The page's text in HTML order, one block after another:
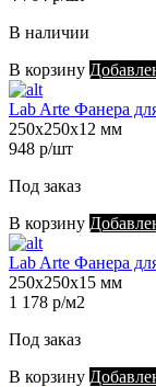
В наличии
В корзину
Lab Arte Фанера
250х250х12 мм
948 р/шт
Под заказ
В корзину
Lab Arte Фанера
250х250х15 мм
1 178 р/м2
Под заказ
В корзину